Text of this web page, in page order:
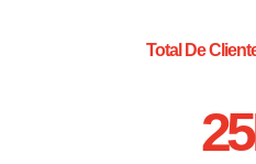
Total De
25